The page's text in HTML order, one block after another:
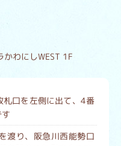
わにしWEST 1F
口を左側に出て、4番
渡り、阪急川西能勢口